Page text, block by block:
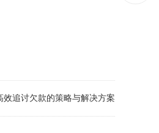
追讨欠款的策略与解决方案